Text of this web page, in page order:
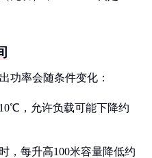
功率会随条件变化：
，允许负载可能下降约
，每升高100米容量降低约